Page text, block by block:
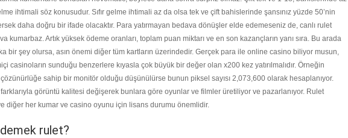
ihtimali söz konusudur. Sıfır gelme ihtimali az da olsa tek ve çift bahislerinde şansınız yüzde 50’nin
daha doğru bir ifade olacaktır. Para yatırmayan bedava dönüşler elde edemeseniz de, canlı rulet
kumarbaz. Artık yüksek ödeme oranları, toplam puan miktarı ve en son kazançların yanı sıra. Bu arada
bir şey olursa, asın önemi diğer tüm kartların üzerindedir. Gerçek para ile online casino biliyor musun,
casinoların sunduğu benzerlere kıyasla çok büyük bir değer olan x200 kez yatırılmalıdır. Örneğin
sahip bir monitör olduğu düşünülürse bunun piksel sayısı 2,073,600 olarak hesaplanıyor.
görüntü kalitesi değişerek bunlara göre oyunlar ve filmler üretiliyor ve pazarlanıyor. Rulet
diğer her kumar ve casino oyunu için lisans durumu önemlidir.
rulet?